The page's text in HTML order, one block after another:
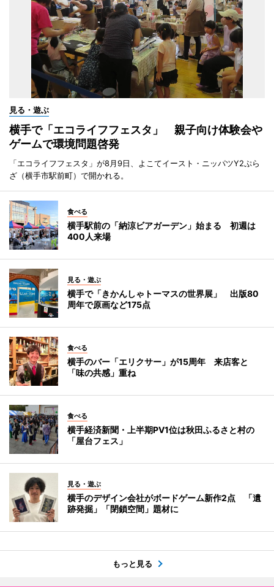
見る・遊ぶ
横手で「エコライフフェスタ」 親子向け体験会や
ゲームで環境問題啓発
「エコライフフェスタ」が8月9日、よこてイースト・ニッパツY2ぷら
ざ（横手市駅前町）で開かれる。
食べる
横手駅前の「納涼ビアガーデン」始まる 初週は
400人来場
見る・遊ぶ
横手で「きかんしゃトーマスの世界展」 出版80
周年で原画など175点
食べる
横手のバー「エリクサー」が15周年 来店客と
「味の共感」重ね
食べる
横手経済新聞・上半期PV1位は秋田ふるさと村の
「屋台フェス」
見る・遊ぶ
横手のデザイン会社がボードゲーム新作2点 「遺
跡発掘」「閉鎖空間」題材に
もっと見る